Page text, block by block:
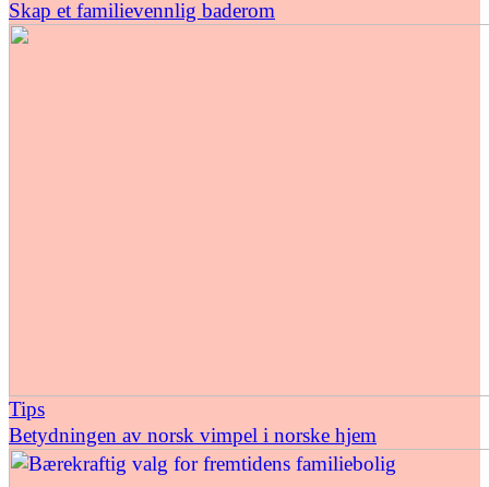
Skap et familievennlig baderom
Tips
Betydningen av norsk vimpel i norske hjem